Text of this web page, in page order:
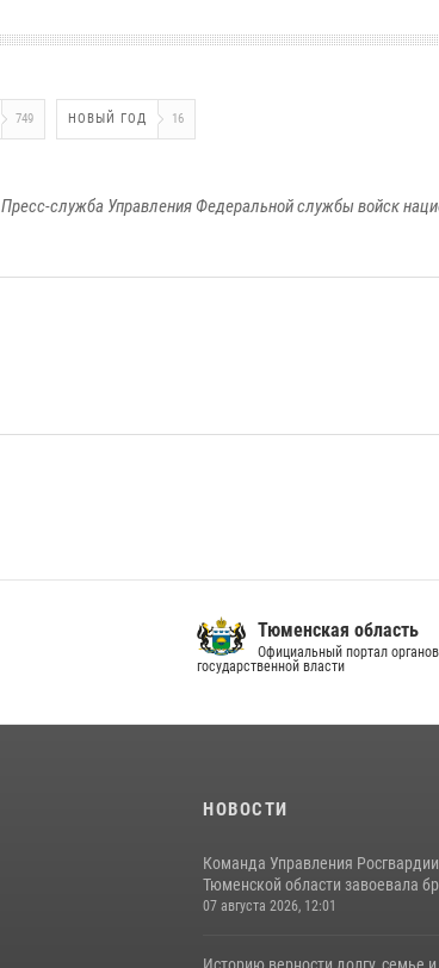
749 НОВЫЙ ГОД 16
Пресс-служба Управления Федеральной службы войск
Тюменская область
Официальный портал органов
государственной власти
НОВОСТИ
Команда Управления
Тюменской области завоевала
07 августа 2026, 12:01